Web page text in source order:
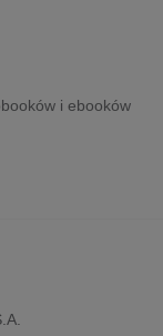
i ebooków